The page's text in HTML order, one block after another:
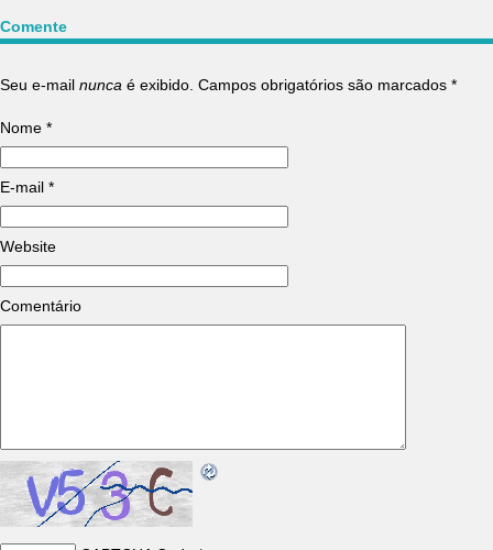
Comente
Seu e-mail nunca é exibido. Campos obrigatórios são marcados *
Nome *
E-mail *
Website
Comentário